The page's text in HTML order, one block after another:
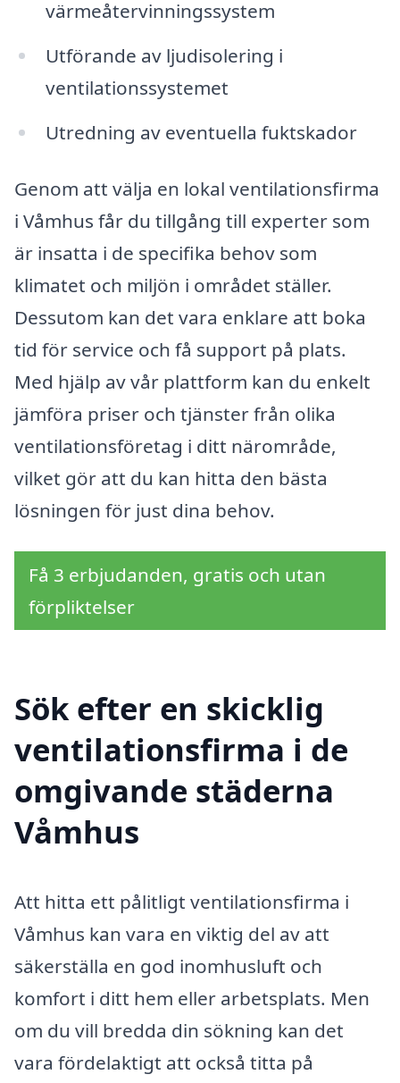
värmeåtervinningssystem
Utförande av ljudisolering i
ventilationssystemet
Utredning av eventuella fuktskador
Genom att välja en lokal ventilationsfirma
i Våmhus får du tillgång till experter som
är insatta i de specifika behov som
klimatet och miljön i området ställer.
Dessutom kan det vara enklare att boka
tid för service och få support på plats.
Med hjälp av vår plattform kan du enkelt
jämföra priser och tjänster från olika
ventilationsföretag i ditt närområde,
vilket gör att du kan hitta den bästa
lösningen för just dina behov.
Få 3 erbjudanden, gratis och utan
förpliktelser
Sök efter en skicklig
ventilationsfirma i de
omgivande städerna
Våmhus
Att hitta ett pålitligt ventilationsfirma i
Våmhus kan vara en viktig del av att
säkerställa en god inomhusluft och
komfort i ditt hem eller arbetsplats. Men
om du vill bredda din sökning kan det
vara fördelaktigt att också titta på